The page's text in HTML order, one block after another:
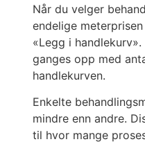
Når du velger
endelige
«Legg i
ganges opp med
handlekurven.
Enkelte
mindre enn andre.
til hvor mange